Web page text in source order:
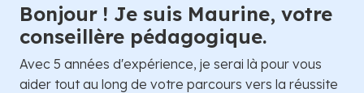
Bonjour ! Je suis Maurine, votre
conseillère pédagogique.
Avec 5 années d'expérience, je serai là pour vous
aider tout au long de votre parcours vers la réussite